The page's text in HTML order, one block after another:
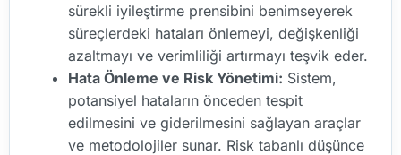
sürekli iyileştirme prensibini benimseyerek
süreçlerdeki hataları önlemeyi, değişkenliği
azaltmayı ve verimliliği artırmayı teşvik eder.
Hata Önleme ve Risk Yönetimi: Sistem,
potansiyel hataların önceden tespit
edilmesini ve giderilmesini sağlayan araçlar
ve metodolojiler sunar. Risk tabanlı düşünce